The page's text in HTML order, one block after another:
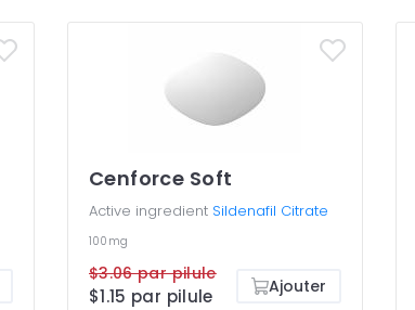
Cenforce Soft
Active ingredient Sildenafil Citrate
100mg
$3.06 par pilule
$1.15 par pilule Ajouter